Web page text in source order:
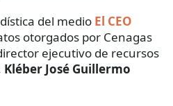
del medio El CEO
otorgados por Cenagas
ejecutivo de recursos
Kléber José Guillermo